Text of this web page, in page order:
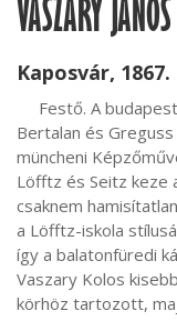
VASZARY JÁNOS
Kaposvár,
Bertalan és
müncheni
Löfftz és Seitz keze
csaknem
a Löfftz-iskola
így a balatonfüredi
Vaszary Kolos
körhöz tartozott,